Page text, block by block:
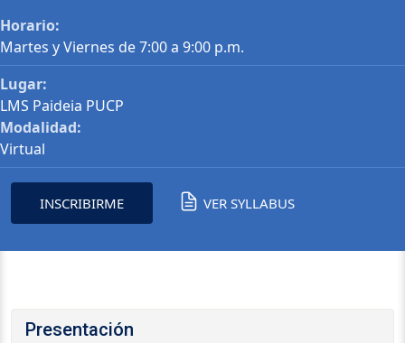
Horario:
Martes y Viernes de 7:00 a 9:00 p.m.
Lugar:
LMS Paideia PUCP
Modalidad:
Virtual
INSCRIBIRME VER SYLLABUS
Presentación